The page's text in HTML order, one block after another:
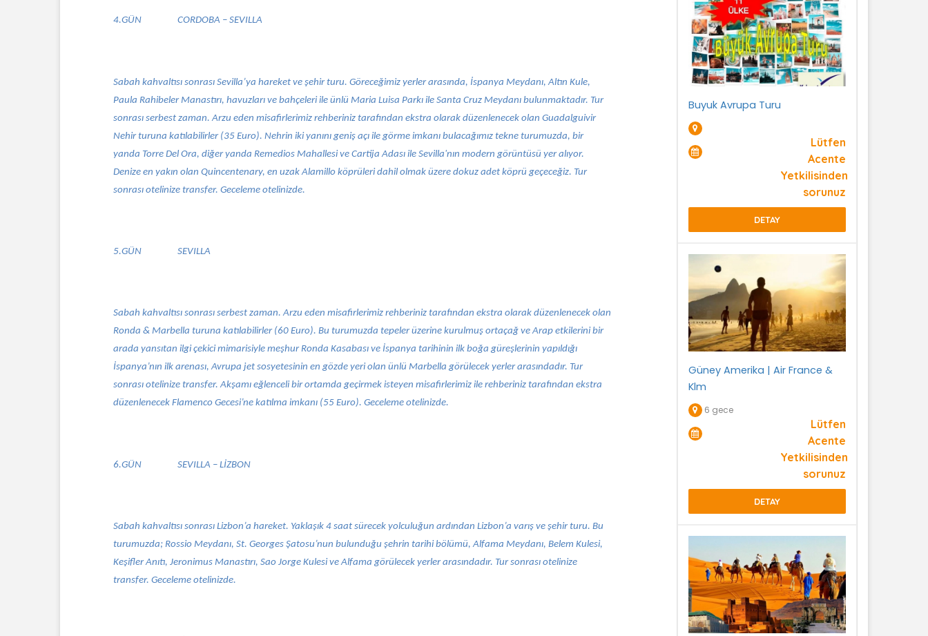
4.GÜN CORDOBA – SEVILLA
Sabah kahvaltısı sonrası Sevilla’ya hareket ve şehir turu. Göreceğimiz yerler arasında, İspanya Meydanı, Altın Kule,
Paula Rahibeler Manastırı, havuzları ve bahçeleri ile ünlü Maria Luisa Parkı ile Santa Cruz Meydanı bulunmaktadır. Tur
sonrası serbest zaman. Arzu eden misafirlerimiz rehberiniz tarafından ekstra olarak düzenlenecek olan Guadalguivir
Nehir turuna katılabilirler (35 Euro). Nehrin iki yanını geniş açı ile görme imkanı bulacağımız tekne turumuzda, bir
yanda Torre Del Ora, diğer yanda Remedios Mahallesi ve Cartija Adası ile Sevilla'nın modern görüntüsü yer alıyor.
Denize en yakın olan Quincentenary, en uzak Alamillo köprüleri dahil olmak üzere dokuz adet köprü geçeceğiz. Tur
sonrası otelinize transfer. Geceleme otelinizde.
5.GÜN SEVILLA
Sabah kahvaltısı sonrası serbest zaman. Arzu eden misafirlerimiz rehberiniz tarafından ekstra olarak düzenlenecek olan
Ronda & Marbella turuna katılabilirler (60 Euro). Bu turumuzda tepeler üzerine kurulmuş ortaçağ ve Arap etkilerini bir
arada yansıtan ilgi çekici mimarisiyle meşhur Ronda Kasabası ve İspanya tarihinin ilk boğa güreşlerinin yapıldığı
İspanya’nın ilk arenası, Avrupa jet sosyetesinin en gözde yeri olan ünlü Marbella görülecek yerler arasındadır. Tur
sonrası otelinize transfer. Akşamı eğlenceli bir ortamda geçirmek isteyen misafirlerimiz ile rehberiniz tarafından ekstra
düzenlenecek Flamenco Gecesi’ne katılma imkanı (55 Euro). Geceleme otelinizde.
6.GÜN SEVILLA – LİZBON
Sabah kahvaltısı sonrası Lizbon’a hareket. Yaklaşık 4 saat sürecek yolculuğun ardından Lizbon’a varış ve şehir turu. Bu
turumuzda; Rossio Meydanı, St. Georges Şatosu’nun bulunduğu şehrin tarihi bölümü, Alfama Meydanı, Belem Kulesi,
Keşifler Anıtı, Jeronimus Manastırı, Sao Jorge Kulesi ve Alfama görülecek yerler arasındadır. Tur sonrası otelinize
transfer. Geceleme otelinizde.
Buyuk Avrupa Turu
Lütfen
Acente
Yetkilisinden
sorunuz
DETAY
Güney Amerika | Air France &
Klm
6 gece
Lütfen
Acente
Yetkilisinden
sorunuz
DETAY